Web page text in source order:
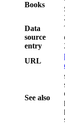
Books
Data
source
entry
URL
See also